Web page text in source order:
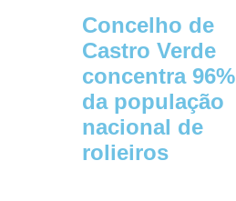
Concelho de
Castro Verde
concentra 96%
da população
nacional de
rolieiros